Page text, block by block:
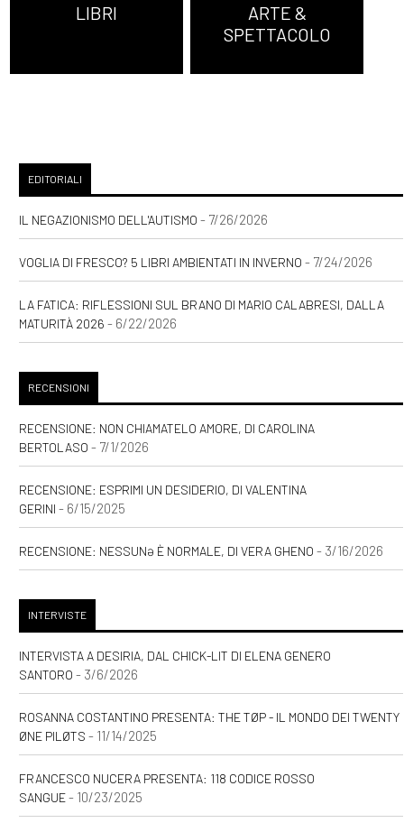
LIBRI
ARTE &
SPETTACOLO
EDITORIALI
IL NEGAZIONISMO DELL'AUTISMO - 7/26/2026
VOGLIA DI FRESCO? 5 LIBRI AMBIENTATI IN INVERNO - 7/24/2026
LA FATICA: RIFLESSIONI SUL BRANO DI MARIO CALABRESI, DALLA
MATURITÀ 2026 - 6/22/2026
RECENSIONI
RECENSIONE: NON CHIAMATELO AMORE, DI CAROLINA
BERTOLASO - 7/1/2026
RECENSIONE: ESPRIMI UN DESIDERIO, DI VALENTINA
GERINI - 6/15/2025
RECENSIONE: NESSUNƏ È NORMALE, DI VERA GHENO - 3/16/2026
INTERVISTE
INTERVISTA A DESIRIA, DAL CHICK-LIT DI ELENA GENERO
SANTORO - 3/6/2026
ROSANNA COSTANTINO PRESENTA: THE TØP - IL MONDO DEI TWENTY
ØNE PILØTS - 11/14/2025
FRANCESCO NUCERA PRESENTA: 118 CODICE ROSSO
SANGUE- 10/23/2025